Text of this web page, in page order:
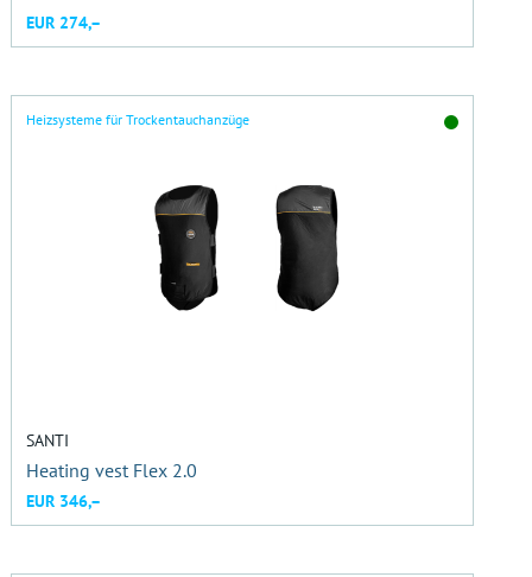
EUR 274,–
Heizsysteme für Trockentauchanzüge
SANTI
Heating vest Flex 2.0
EUR 346,–